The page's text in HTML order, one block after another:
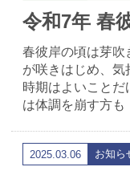
令和7年 春
春彼岸の頃は芽吹
が咲きはじめ、
時期はよいことだ
は体調を崩す方も
2025.03.06 お知ら